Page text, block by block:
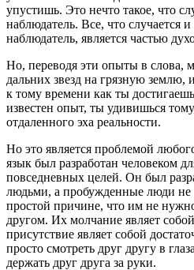
упустишь. Это нечто такое, что
наблюдатель. Все, что случается
наблюдатель, является частью
Но, переводя эти опыты в слова,
дальних звезд на грязную землю,
к тому времени как ты
известен опыт, ты удивишься
отдаленного эха реальности.
Но это является проблемой
язык был разработан человеком
повседневных целей. Он был
людьми, а пробужденные люди не
простой причине, что им не
другом. Их молчание являет
присутствие являет собой
просто смотреть друг другу в
держать друг друга за руки.